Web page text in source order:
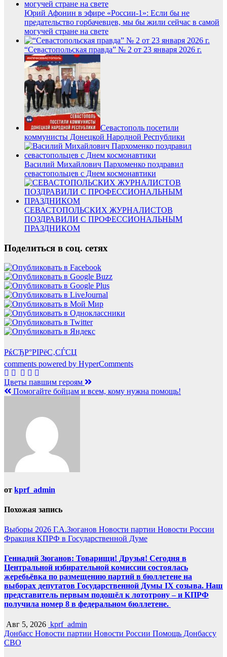
Юрий Афонин в эфире «России-1»: Если бы не
предательство горбачевцев, мы бы жили сейчас в самой
могучей стране на свете
“Севастопольская правда” № 2 от 23 января 2026 г.
Севастополь посетили
коммунисты Донецкой Народной Республики
Василий Михайлович Пархоменко поздравил
севастопольцев с Днем космонавтики
СЕВАСТОПОЛЬСКИХ ЖУРНАЛИСТОВ
ПОЗДРАВИЛИ С ПРОФЕССИОНАЛЬНЫМ
ПРАЗДНИКОМ
Поделиться в соц. сетях
РќСЂР°РІРёС‚СЃСЏ
comments powered by HyperComments
Навигация
по
Цветы павшим героям
Помогайте бойцам и всем, кому нужна помощь!
от kprf_admin
Похожая запись
Выборы 2026 Г.А.Зюганов Новости партии Новости России
Фракция КПРФ в Государственной Думе
Геннадий Зюганов: Товарищи! Друзья! Сегодня в
Центральной избирательной комиссии состоялась
жеребьёвка по размещению партий в бюллетене на
выборах депутатов Государственной Думы IX созыва. Наш
представитель первым подошёл к лототрону – и КПРФ
получила номер 8 в федеральном бюллетене.
Авг 5, 2026 kprf_admin
Донбасс Новости партии Новости России Помощь Донбассу
СВО